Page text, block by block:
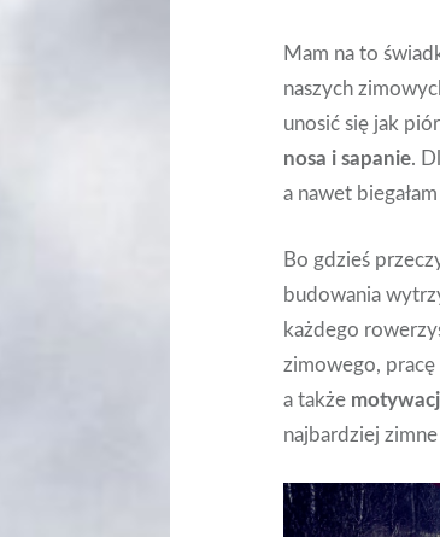
Mam na to
naszych
unosić się jak
nosa i sapanie.
a nawet
Bo gdzieś
budowania
każdego
zimowego,
a także
najbardziej